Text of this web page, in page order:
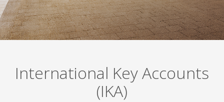
International Key Accounts
(IKA)